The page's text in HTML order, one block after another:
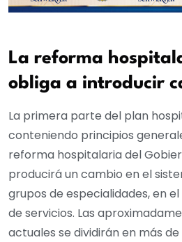
La reforma
obliga a introducir
La primera parte del plan
conteniendo principios
reforma hospitalaria del
producirá un cambio en el
grupos de especialidades, en
de servicios. Las
actuales se dividirán en más